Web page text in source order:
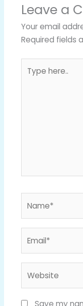
Leave a
Your email
Required fields
here..
Save my